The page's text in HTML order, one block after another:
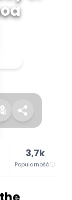
3,7k
Popularność